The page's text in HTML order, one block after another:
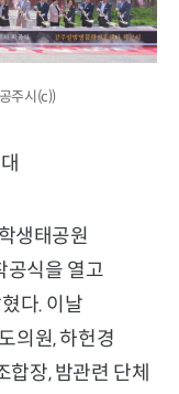
주시(c))
생태공원
공식을 열고
다. 이날
의원, 하헌경
장, 밤관련 단체